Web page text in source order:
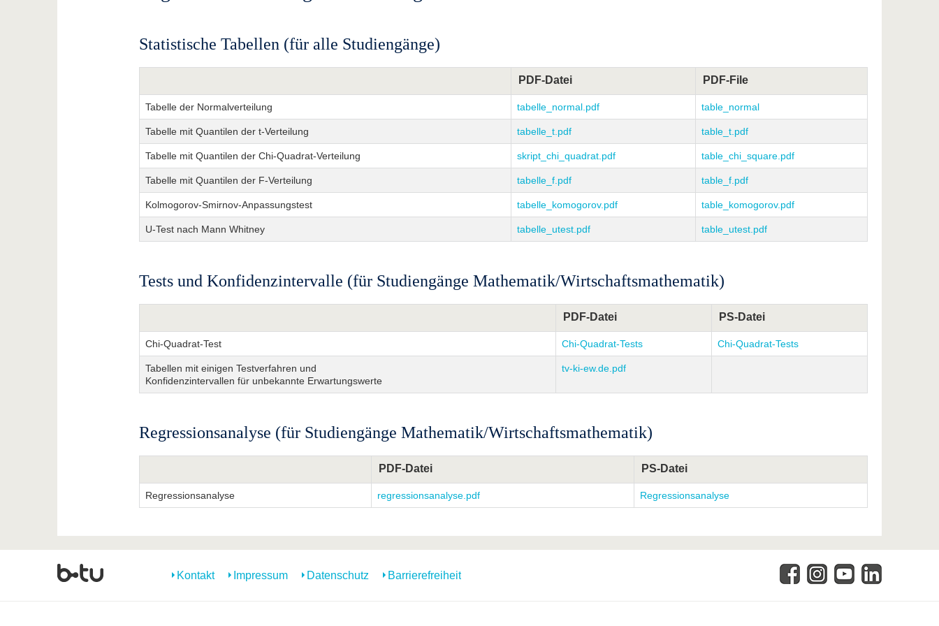
Statistische Tabellen (für alle Studiengänge)
PDF-Datei PDF-File
Tabelle der Normalverteilung tabelle_normal.pdf table_normal
Tabelle mit Quantilen der t-Verteilung tabelle_t.pdf table_t.pdf
Tabelle mit Quantilen der Chi-Quadrat-Verteilung skript_chi_quadrat.pdf table_chi_square.pdf
Tabelle mit Quantilen der F-Verteilung tabelle_f.pdf table_f.pdf
Kolmogorov-Smirnov-Anpassungstest tabelle_komogorov.pdf table_komogorov.pdf
U-Test nach Mann Whitney tabelle_utest.pdf table_utest.pdf
Tests und Konfidenzintervalle (für Studiengänge Mathematik/Wirtschaftsmathematik)
PDF-Datei PS-Datei
Chi-Quadrat-Test Chi-Quadrat-Tests Chi-Quadrat-Tests
Tabellen mit einigen Testverfahren und
Konfidenzintervallen für unbekannte Erwartungswerte
tv-ki-ew.de.pdf
Regressionsanalyse (für Studiengänge Mathematik/Wirtschaftsmathematik)
PDF-Datei PS-Datei
Regressionsanalyse regressionsanalyse.pdf Regressionsanalyse
Kontakt Impressum Datenschutz Barrierefreiheit